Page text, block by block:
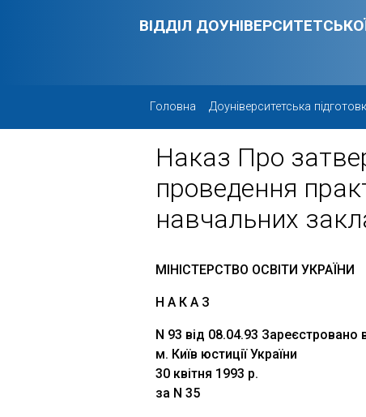
ВІДДІЛ
Головна Доуніверситетська
Наказ Про
проведення
навчальних
МІНІСТЕРСТВО ОСВІТИ УКРАЇНИ
Н А К А З
N 93 від 08.04.93 Зареєстровано
м. Київ юстиції України
30 квітня 1993 р.
за N 35